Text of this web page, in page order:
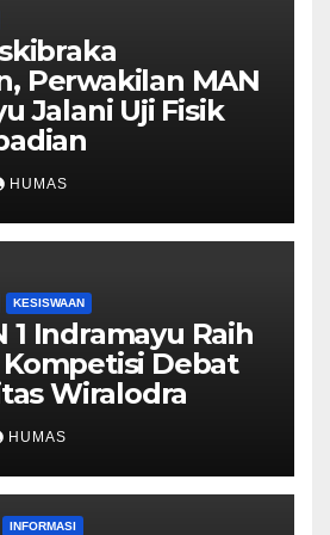
Perwakilan MAN
Jalani Uji Fisik
HUMAS
KESISWAAN
1 Indramayu Raih
Debat
Wiralodra
HUMAS
INFORMASI